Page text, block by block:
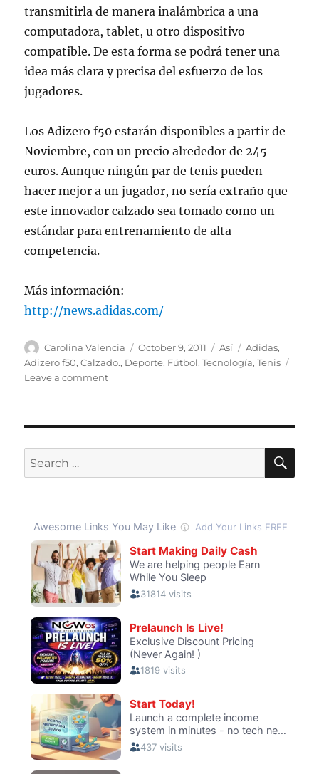
transmitirla de manera inalámbrica a una
computadora, tablet, u otro dispositivo
compatible. De esta forma se podrá tener una
idea más clara y precisa del esfuerzo de los
jugadores.
Los Adizero f50 estarán disponibles a partir de
Noviembre, con un precio alrededor de 245
euros. Aunque ningún par de tenis pueden
hacer mejor a un jugador, no sería extraño que
este innovador calzado sea tomado como un
estándar para entrenamiento de alta
competencia.
Más información:
http://news.adidas.com/
Author
Carolina Valencia
Posted
on
October 9, 2011 Categories
Así Tags
Adidas,
Adizero f50,Calzado., Deporte, Fútbol,Tecnología,Tenis
Leave a commenton
inteligentes
fútbol
Search
for: